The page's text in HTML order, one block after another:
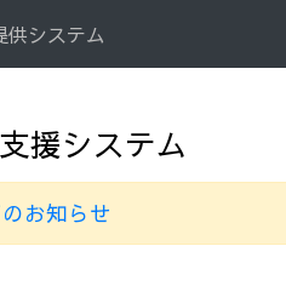
供システム
援システム
お知らせ